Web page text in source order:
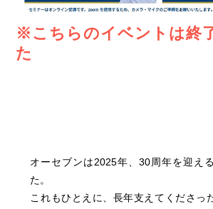
※こちらのイベントは終
た
オーセブンは2025年、30周年を迎え
た。
これもひとえに、長年支えてくださっ